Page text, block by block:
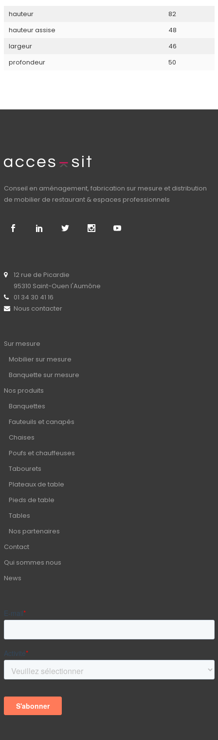
hauteur
82
hauteur assise
48
largeur
46
profondeur
50
Conseil en aménagement, fabrication sur mesure et distribution
de mobilier de restaurant & espaces professionnels
12 rue de Picardie
95310 Saint-Ouen l'Aumône
01 34 30 41 16
Nous contacter
Sur mesure
Mobilier sur mesure
Banquette sur mesure
Nos produits
Banquettes
Fauteuils et canapés
Chaises
Poufs et chauffeuses
Tabourets
Plateaux de table
Pieds de table
Tables
Nos partenaires
Contact
Qui sommes nous
News